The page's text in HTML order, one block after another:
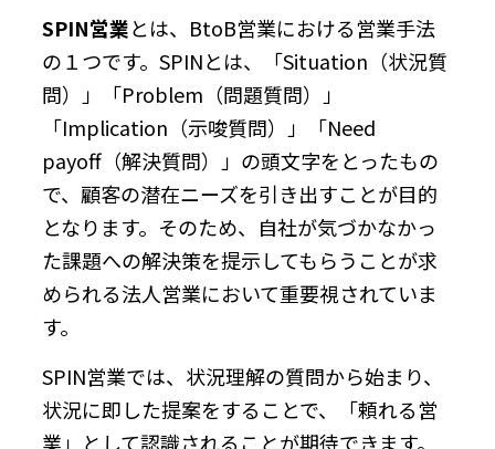
SPIN営業とは、BtoB営業における営業手法
の１つです。SPINとは、「Situation（状況質
問）」「Problem（問題質問）」
「Implication（示唆質問）」「Need
payoff（解決質問）」の頭文字をとったもの
で、顧客の潜在ニーズを引き出すことが目的
となります。そのため、自社が気づかなかっ
た課題への解決策を提示してもらうことが求
められる法人営業において重要視されていま
す。
SPIN営業では、状況理解の質問から始まり、
状況に即した提案をすることで、「頼れる営
業」として認識されることが期待できます。